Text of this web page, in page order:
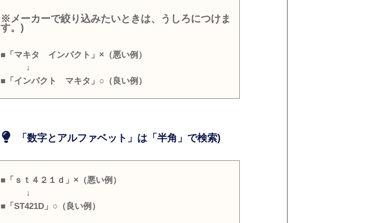
※メーカーで絞り込みたいときは、うしろにつけま
す。)
■「マキタ インパクト」×（悪い例）
↓
■「インパクト マキタ」○（良い例）
「数字とアルファベット」は「半角」で検索)
■「ｓｔ４２１ｄ」×（悪い例）
↓
■「ST421D」○（良い例）